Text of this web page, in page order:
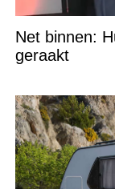
Net binnen:
geraakt